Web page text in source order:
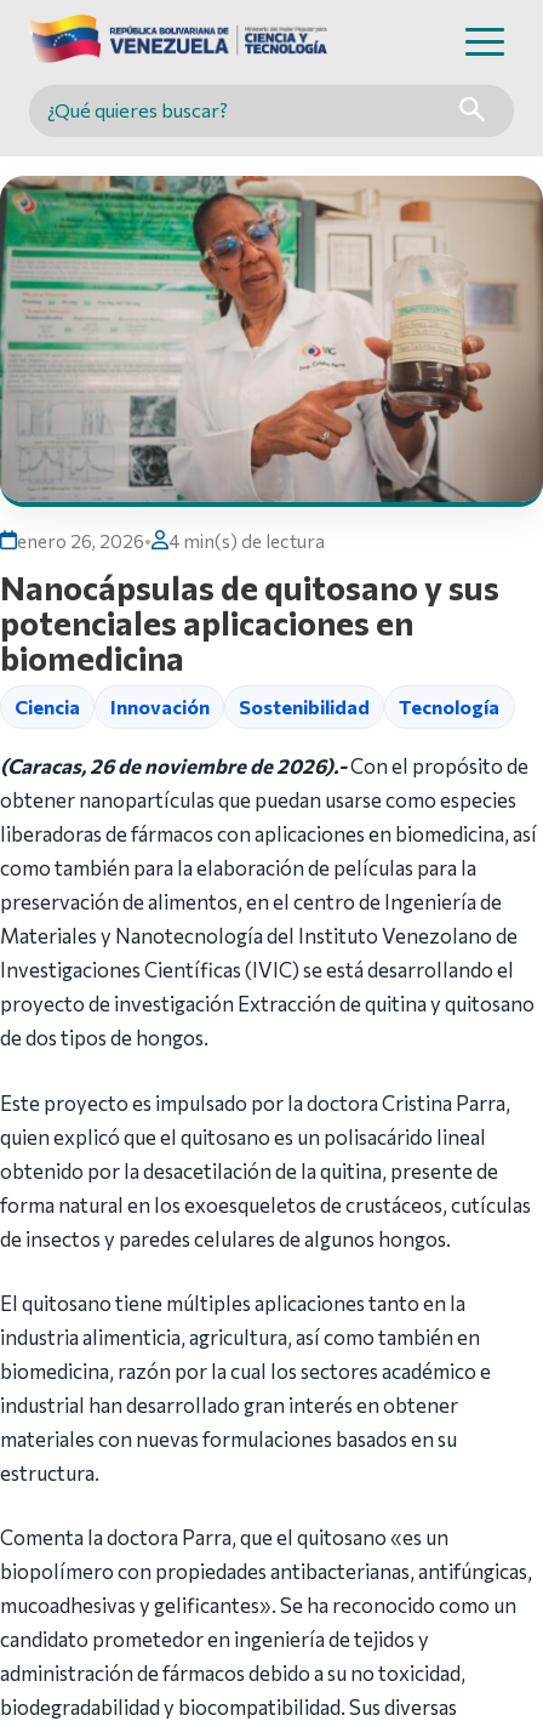
Buscar en MINCYT
enero 26, 2026• 4 min(s) de lectura
Nanocápsulas de quitosano y sus
potenciales aplicaciones en
biomedicina
Ciencia Innovación Sostenibilidad Tecnología
(Caracas, 26 de noviembre de 2026).-Con el propósito de
obtener nanopartículas que puedan usarse como especies
liberadoras de fármacos con aplicaciones en biomedicina, así
como también para la elaboración de películas para la
preservación de alimentos, en el centro de Ingeniería de
Materiales y Nanotecnología del Instituto Venezolano de
Investigaciones Científicas (IVIC) se está desarrollando el
proyecto de investigación Extracción de quitina y quitosano
de dos tipos de hongos.
Este proyecto es impulsado por la doctora Cristina Parra,
quien explicó que el quitosano es un polisacárido lineal
obtenido por la desacetilación de la quitina, presente de
forma natural en los exoesqueletos de crustáceos, cutículas
de insectos y paredes celulares de algunos hongos.
El quitosano tiene múltiples aplicaciones tanto en la
industria alimenticia, agricultura, así como también en
biomedicina, razón por la cual los sectores académico e
industrial han desarrollado gran interés en obtener
materiales con nuevas formulaciones basados en su
estructura.
Comenta la doctora Parra, que el quitosano «es un
biopolímero con propiedades antibacterianas, antifúngicas,
mucoadhesivas y gelificantes». Se ha reconocido como un
candidato prometedor en ingeniería de tejidos y
administración de fármacos debido a su no toxicidad,
biodegradabilidad y biocompatibilidad. Sus diversas